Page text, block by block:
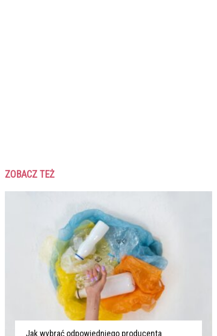
ZOBACZ TEŻ
Jak wybrać odpowiedniego producenta